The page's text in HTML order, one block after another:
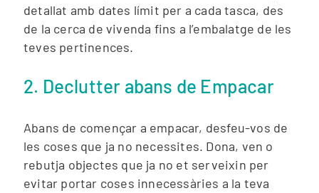
detallat amb dates límit per a cada tasca, des
de la cerca de vivenda fins a l’embalatge de les
teves pertinences.
2. Declutter abans de Empacar
Abans de començar a empacar, desfeu-vos de
les coses que ja no necessites. Dona, ven o
rebutja objectes que ja no et serveixin per
evitar portar coses innecessàries a la teva